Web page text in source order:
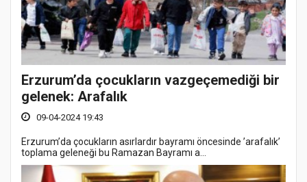
Erzurum’da çocukların vazgeçemediği bir
gelenek: Arafalık
09-04-2024 19:43
Erzurum’da çocukların asırlardır bayramı öncesinde ’arafalık’
toplama geleneği bu Ramazan Bayramı a...